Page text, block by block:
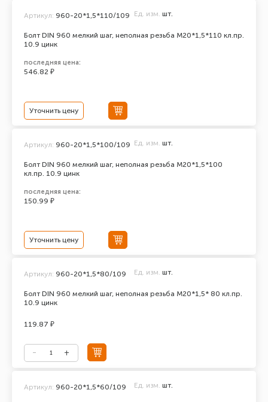
Болт DIN 960 мелкий шаг, неполная резьба M20*1,5*110 кл.пр.
10.9 цинк
Артикул: 960-20*1,5*110/109 Ед. изм. шт.
последняя цена:
546.82 ₽
Уточнить цену
Болт DIN 960 мелкий шаг, неполная резьба M20*1,5*100
кл.пр. 10.9 цинк
Артикул: 960-20*1,5*100/109 Ед. изм. шт.
последняя цена:
150.99 ₽
Уточнить цену
Болт DIN 960 мелкий шаг, неполная резьба M20*1,5* 80 кл.пр.
10.9 цинк
Артикул: 960-20*1,5*80/109 Ед. изм. шт.
119.87 ₽
Артикул: 960-20*1,5*60/109 Ед. изм. шт.